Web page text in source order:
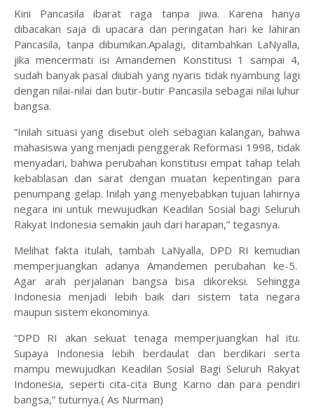
Kini Pancasila ibarat raga tanpa jiwa. Karena hanya
dibacakan saja di upacara dan peringatan hari ke lahiran
Pancasila, tanpa dibumikan.Apalagi, ditambahkan LaNyalla,
jika mencermati isi Amandemen Konstitusi 1 sampai 4,
sudah banyak pasal diubah yang nyaris tidak nyambung lagi
dengan nilai-nilai dan butir-butir Pancasila sebagai nilai luhur
bangsa.
“Inilah situasi yang disebut oleh sebagian kalangan, bahwa
mahasiswa yang menjadi penggerak Reformasi 1998, tidak
menyadari, bahwa perubahan konstitusi empat tahap telah
kebablasan dan sarat dengan muatan kepentingan para
penumpang gelap. Inilah yang menyebabkan tujuan lahirnya
negara ini untuk mewujudkan Keadilan Sosial bagi Seluruh
Rakyat Indonesia semakin jauh dari harapan,” tegasnya.
Melihat fakta itulah, tambah LaNyalla, DPD RI kemudian
memperjuangkan adanya Amandemen perubahan ke-5.
Agar arah perjalanan bangsa bisa dikoreksi. Sehingga
Indonesia menjadi lebih baik dari sistem tata negara
maupun sistem ekonominya.
“DPD RI akan sekuat tenaga memperjuangkan hal itu.
Supaya Indonesia lebih berdaulat dan berdikari serta
mampu mewujudkan Keadilan Sosial Bagi Seluruh Rakyat
Indonesia, seperti cita-cita Bung Karno dan para pendiri
bangsa,” tuturnya.( As Nurman)